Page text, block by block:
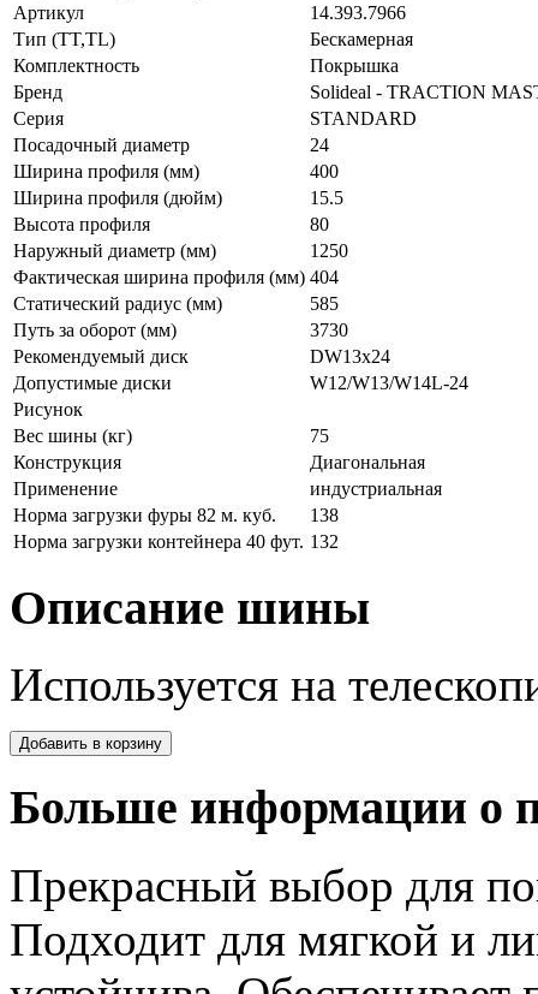
Артикул
14.393.7966
Тип (TT,TL)
Бескамерная
Комплектность
Покрышка
Бренд
Solideal - TRACTION
Серия
STANDARD
Посадочный диаметр
24
Ширина профиля (мм)
400
Ширина профиля (дюйм)
15.5
Высота профиля
80
Наружный диаметр (мм)
1250
Фактическая ширина профиля (мм) 404
Статический радиус (мм)
585
Путь за оборот (мм)
3730
Рекомендуемый диск
DW13x24
Допустимые диски
W12/W13/W14L-24
Рисунок
Вес шины (кг)
75
Конструкция
Диагональная
Применение
индустриальная
Норма загрузки фуры 82 м. куб.
138
Норма загрузки контейнера 40 фут. 132
Описание шины
Используется на
Больше информации о
Прекрасный выбор для
Подходит для мягкой и